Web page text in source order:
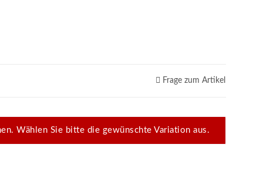
Frage zum Artikel
Wählen Sie bitte die gewünschte Variation aus.